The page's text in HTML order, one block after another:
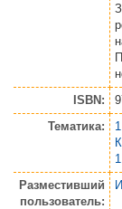
ISBN:
Тематика:
Разместивший
пользователь: